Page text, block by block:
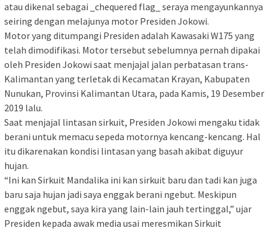
atau dikenal sebagai _chequered flag_ seraya mengayunkannya
seiring dengan melajunya motor Presiden Jokowi.
Motor yang ditumpangi Presiden adalah Kawasaki W175 yang
telah dimodifikasi. Motor tersebut sebelumnya pernah dipakai
oleh Presiden Jokowi saat menjajal jalan perbatasan trans-
Kalimantan yang terletak di Kecamatan Krayan, Kabupaten
Nunukan, Provinsi Kalimantan Utara, pada Kamis, 19 Desember
2019 lalu.
Saat menjajal lintasan sirkuit, Presiden Jokowi mengaku tidak
berani untuk memacu sepeda motornya kencang-kencang. Hal
itu dikarenakan kondisi lintasan yang basah akibat diguyur
hujan.
“Ini kan Sirkuit Mandalika ini kan sirkuit baru dan tadi kan juga
baru saja hujan jadi saya enggak berani ngebut. Meskipun
enggak ngebut, saya kira yang lain-lain jauh tertinggal,” ujar
Presiden kepada awak media usai meresmikan Sirkuit